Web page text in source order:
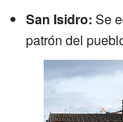
San Isidro: Se
patrón del